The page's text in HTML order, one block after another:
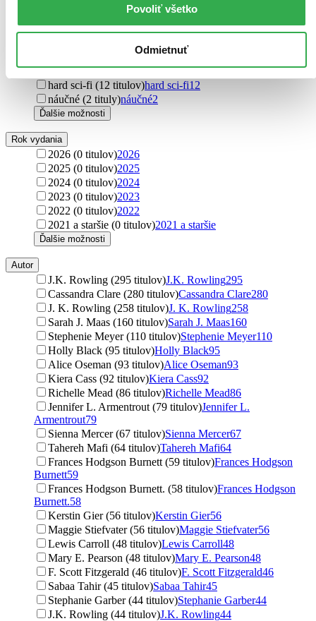
Povoliť všetko
Odmietnuť
horory (44 titulov) horory44
magický realizmus (33 titulov)magický realizmus33
science fantasy
rozprávky (20 titulov)rozprávky
thrillery (20 titulov)thrillery20
hard sci-fi (12 titulov)hard sci-fi12
náučné (2 tituly)náučné2
Ďalšie možnosti
Rok vydania
2026 (0 titulov)2026
2025 (0 titulov)2025
2024 (0 titulov)2024
2023 (0 titulov)2023
2022 (0 titulov)2022
2021 a staršie (0 titulov)2021 a staršie
Ďalšie možnosti
Autor
J.K. Rowling (295 titulov)J.K. Rowling295
Cassandra Clare (280 titulov)Cassandra Clare280
J. K. Rowling (258 titulov)J. K. Rowling258
Sarah J. Maas (160 titulov)Sarah J. Maas160
Stephenie Meyer (110 titulov)Stephenie Meyer110
Holly Black (95 titulov)Holly Black95
Alice Oseman (93 titulov)Alice Oseman93
Kiera Cass (92 titulov)Kiera Cass92
Richelle Mead (86 titulov)Richelle Mead86
Jennifer L. Armentrout (79 titulov)Jennifer L.
Armentrout79
Sienna Mercer (67 titulov)Sienna Mercer67
Tahereh Mafi (64 titulov)Tahereh Mafi64
Frances Hodgson Burnett (59 titulov)Frances Hodgson
Burnett59
Frances Hodgson Burnett. (58 titulov)Frances Hodgson
Burnett.58
Kerstin Gier (56 titulov)Kerstin Gier56
Maggie Stiefvater (56 titulov)Maggie Stiefvater56
Lewis Carroll (48 titulov)Lewis Carroll48
Mary E. Pearson (48 titulov)Mary E. Pearson48
F. Scott Fitzgerald (46 titulov)F. Scott Fitzgerald46
Sabaa Tahir (45 titulov)Sabaa Tahir45
Stephanie Garber (44 titulov)Stephanie Garber44
J.K. Rowling (44 titulov)J.K. Rowling44